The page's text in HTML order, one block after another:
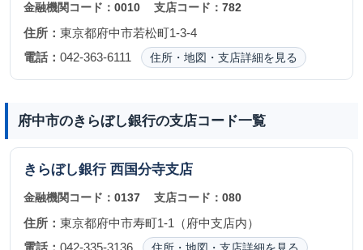
金融機関コード： 0010 支店コード：782
住所： 東京都府中市若松町1-3-4
電話： 042-363-6111 住所・地図・支店詳細を見る
府中市のきらぼし銀行の支店コード一覧
きらぼし銀行 西国分寺支店
金融機関コード： 0137 支店コード：080
住所： 東京都府中市寿町1-1（府中支店内）
電話： 042-335-3136